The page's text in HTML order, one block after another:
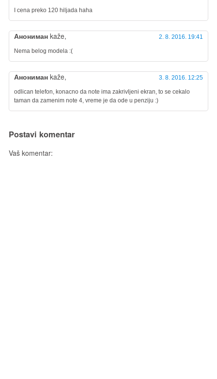
I cena preko 120 hiljada haha
Анониман kaže, 2. 8. 2016. 19:41
Nema belog modela :(
Анониман kaže, 3. 8. 2016. 12:25
odlican telefon, konacno da note ima zakrivljeni ekran, to se cekalo
taman da zamenim note 4, vreme je da ode u penziju :)
Postavi komentar
Vaš komentar: